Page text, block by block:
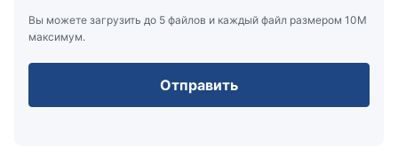
Вы можете загрузить до 5 файлов и каждый файл размером 10M
максимум.
Отправить